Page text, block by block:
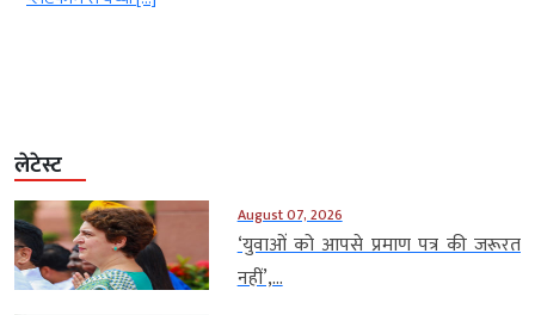
लेटेस्ट
August 07, 2026
‘युवाओं को आपसे प्रमाण पत्र की जरूरत
नहीं’,...